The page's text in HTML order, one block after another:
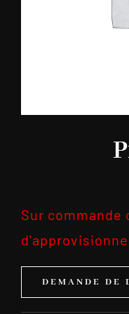
Sur commande
DEMANDE DE